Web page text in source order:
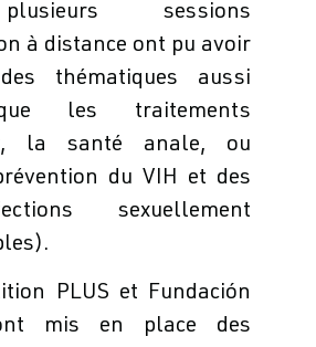
sessions
à distance ont pu avoir
thématiques aussi
les traitements
la santé anale, ou
du VIH et des
sexuellement
PLUS et Fundación
mis en place des